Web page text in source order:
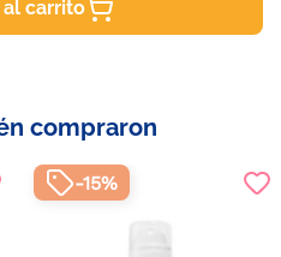
al carrito
compraron
-15%